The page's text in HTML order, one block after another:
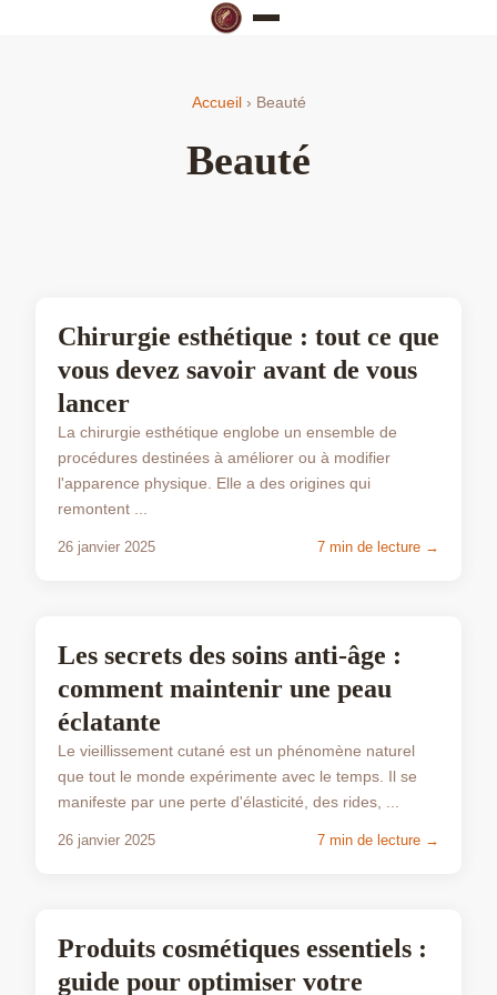
Accueil › Beauté
Beauté
BEAUTÉ
Chirurgie esthétique : tout ce que
vous devez savoir avant de vous
lancer
La chirurgie esthétique englobe un ensemble de
procédures destinées à améliorer ou à modifier
l'apparence physique. Elle a des origines qui
remontent ...
26 janvier 2025 7 min de lecture →
BEAUTÉ
Les secrets des soins anti-âge :
comment maintenir une peau
éclatante
Le vieillissement cutané est un phénomène naturel
que tout le monde expérimente avec le temps. Il se
manifeste par une perte d'élasticité, des rides, ...
26 janvier 2025 7 min de lecture →
BEAUTÉ
Produits cosmétiques essentiels :
guide pour optimiser votre